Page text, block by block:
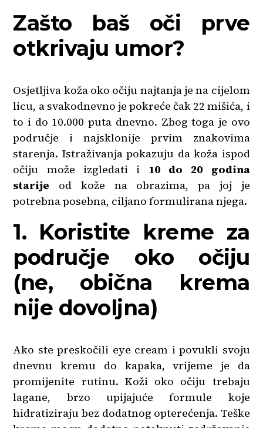
Zašto baš oči prve
otkrivaju umor?
Osjetljiva koža oko očiju najtanja je na cijelom
licu, a svakodnevno je pokreće čak 22 mišića, i
to i do 10.000 puta dnevno. Zbog toga je ovo
područje i najsklonije prvim znakovima
starenja. Istraživanja pokazuju da koža ispod
očiju može izgledati i 10 do 20 godina
starije od kože na obrazima, pa joj je
potrebna posebna, ciljano formulirana njega.
1. Koristite kreme za
područje oko očiju
(ne, obična krema
nije dovoljna)
Ako ste preskočili eye cream i povukli svoju
dnevnu kremu do kapaka, vrijeme je da
promijenite rutinu. Koži oko očiju trebaju
lagane, brzo upijajuće formule koje
hidratiziraju bez dodatnog opterećenja. Teške